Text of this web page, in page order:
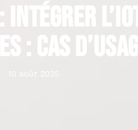
Intégrer
: cas